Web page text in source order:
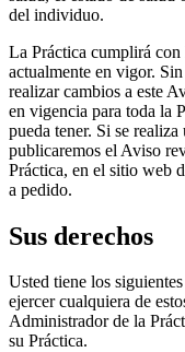
del individuo.
La Práctica cumplirá con
actualmente en vigor.
realizar cambios a este
en vigencia para toda la
pueda tener. Si se
publicaremos el Aviso
Práctica, en el sitio web
a pedido.
Sus derechos
Usted tiene los
ejercer cualquiera de
Administrador de la
su Práctica.